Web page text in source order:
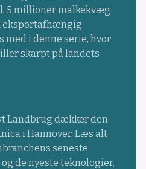
5 millioner malkekvæg
eksportafhængig
i denne serie, hvor
skarpt på landets
Landbrug dækker den
i Hannover. Læs alt
seneste
de nyeste teknologier.